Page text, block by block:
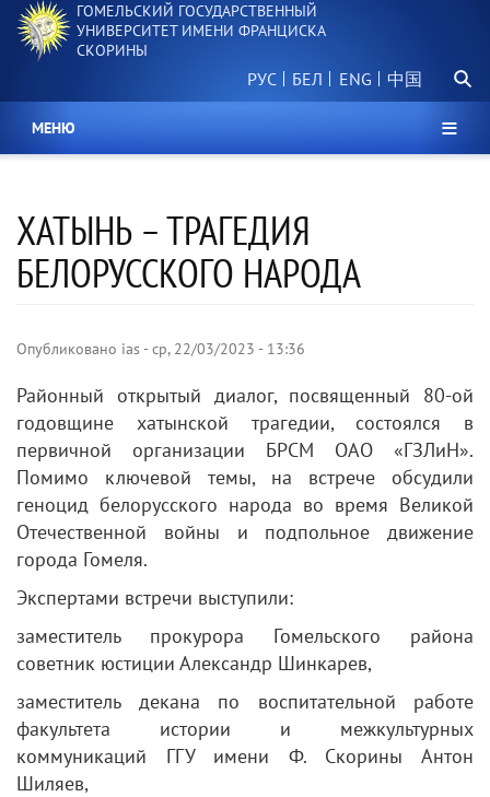
Перейти
основному
ГОМЕЛЬСКИЙ ГОСУДАРСТВЕННЫЙ
УНИВЕРСИТЕТ ИМЕНИ ФРАНЦИСКА
СКОРИНЫ
РУС БЕЛ 中国
МЕНЮ
ХАТЫНЬ – ТРАГЕДИЯ
БЕЛОРУССКОГО НАРОДА
Опубликовано ias -ср, 22/03/2023 - 13:36
Районный открытый диалог, посвященный 80-ой
годовщине хатынской трагедии, состоялся в
первичной организации БРСМ ОАО «ГЗЛиН».
Помимо ключевой темы, на встрече обсудили
геноцид белорусского народа во время Великой
Отечественной войны и подпольное движение
города Гомеля.
Экспертами встречи выступили:
заместитель прокурора Гомельского района
советник юстиции Александр Шинкарев,
заместитель декана по воспитательной работе
факультета истории и межкультурных
коммуникаций ГГУ имени Ф. Скорины Антон
Шиляев,